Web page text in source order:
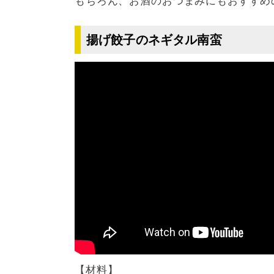
揚げ餃子のネギタル南蛮
【材料】